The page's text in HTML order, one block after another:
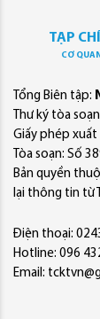
TẠP
CƠ
Tổng Biên tập:
Thư ký tòa
Giấy phép xuất
Tòa soạn: Số
Bản quyền
lại thông tin từ
Điện thoại:
Hotline: 096
Email: